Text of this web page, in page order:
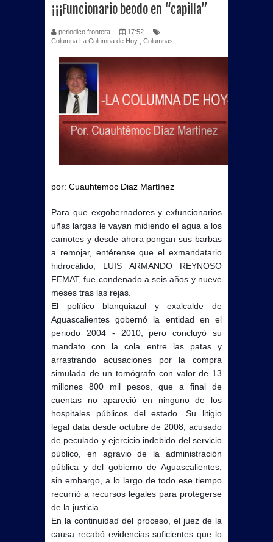
¡¡¡Funcionario beodo en “capilla”
periodico frontera
17:52
Columna La Columna de Hoy
Columnas.
por: Cuauhtemoc Diaz Martínez
Para que exgobernadores y exfuncionarios
uñas largas le vayan midiendo el agua a los
camotes y desde ahora pongan sus barbas
a remojar, entérense que el exmandatario
hidrocálido, LUIS ARMANDO REYNOSO
FEMAT, fue condenado a seis años y nueve
meses tras las rejas.
El político blanquiazul y exalcalde de
Aguascalientes gobernó la entidad en el
periodo 2004 - 2010, pero concluyó su
mandato con la cola entre las patas y
arrastrando acusaciones por la compra
simulada de un tomógrafo con valor de 13
millones 800 mil pesos, que a final de
cuentas no apareció en ninguno de los
hospitales públicos del estado. Su litigio
legal data desde octubre de 2008, acusado
de peculado y ejercicio indebido del servicio
público, en agravio de la administración
pública y del gobierno de Aguascalientes,
sin embargo, a lo largo de todo ese tiempo
recurrió a recursos legales para protegerse
de la justicia.
En la continuidad del proceso, el juez de la
causa recabó evidencias suficientes que lo